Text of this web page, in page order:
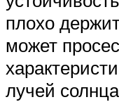
плохо
может
лучей